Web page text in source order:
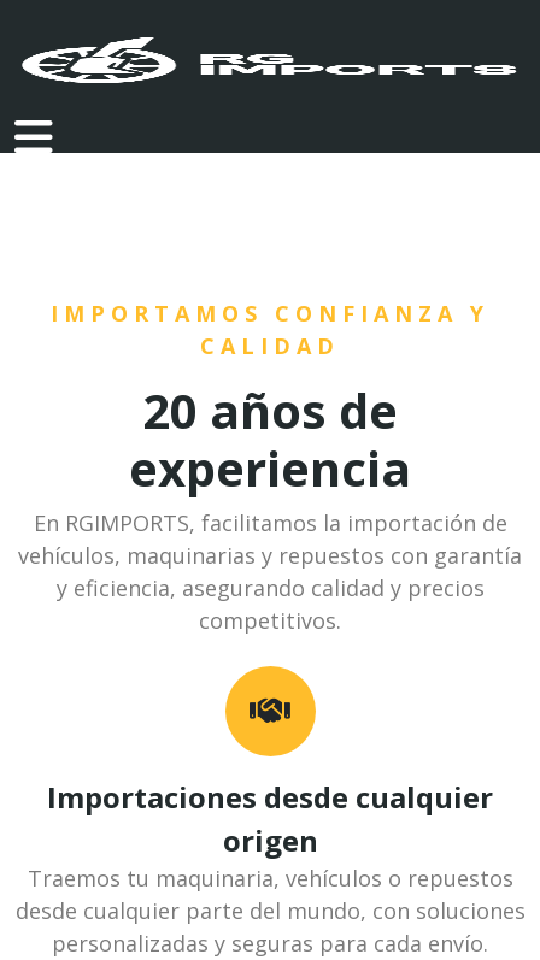
IMPORTAMOS CONFIANZA Y
CALIDAD
20 años de
experiencia
En RGIMPORTS, facilitamos la importación de
vehículos, maquinarias y repuestos con garantía
y eficiencia, asegurando calidad y precios
competitivos.
Importaciones desde cualquier
origen
Traemos tu maquinaria, vehículos o repuestos
desde cualquier parte del mundo, con soluciones
personalizadas y seguras para cada envío.